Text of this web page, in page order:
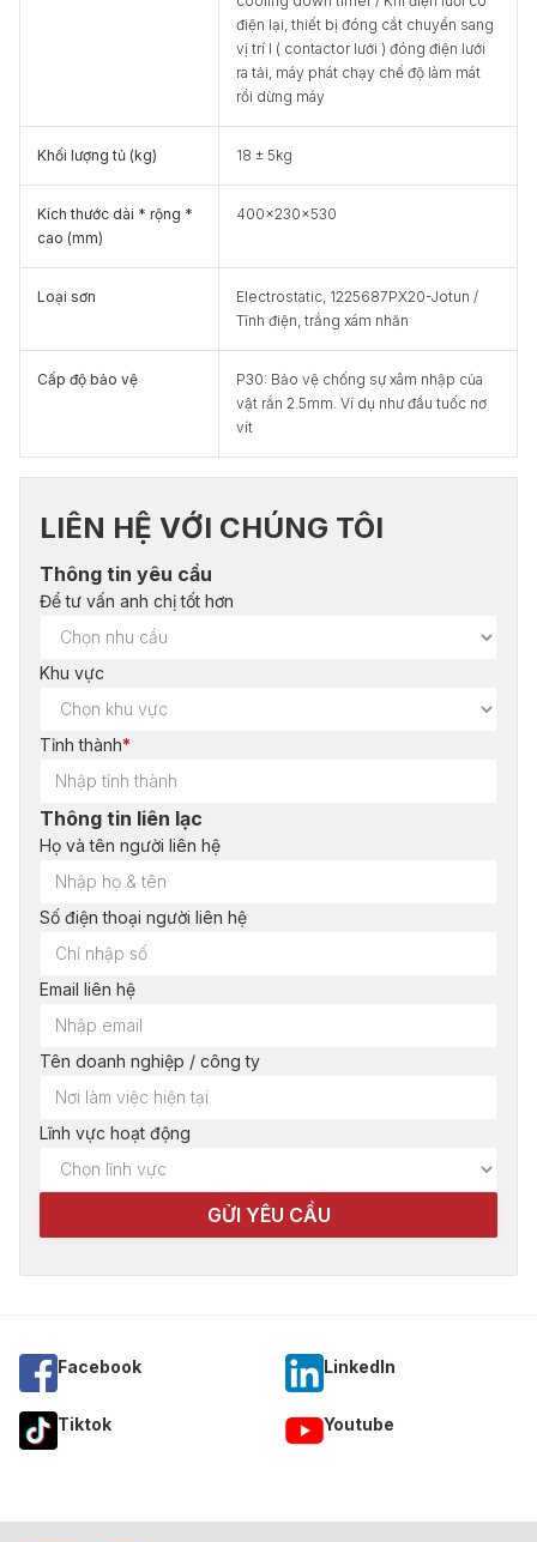
điện lại, thiết bị đóng cắt chuyển sang
vị trí I ( contactor lưới ) đóng điện lưới
ra tải, máy phát chạy chế độ làm mát
rồi dừng máy
Khối lượng tủ (kg) 18 ± 5kg
Kích thước dài * rộng *
cao (mm)
400x230x530
Loại sơn
Electrostatic, 1225687PX20-Jotun /
Tĩnh điện, trắng xám nhăn
Cấp độ bảo vệ
P30: Bảo vệ chống sự xâm nhập của
vật rắn 2.5mm. Ví dụ như đầu tuốc nơ
vít
LIÊN HỆ VỚI CHÚNG TÔI
Thông tin yêu cầu
Để tư vấn anh chị tốt hơn
Khu vực
Tỉnh thành*
Thông tin liên lạc
Họ và tên người liên hệ
Số điện thoại người liên hệ
Email liên hệ
Tên doanh nghiệp / công ty
Lĩnh vực hoạt động
Facebook Linkedln
Tiktok Youtube